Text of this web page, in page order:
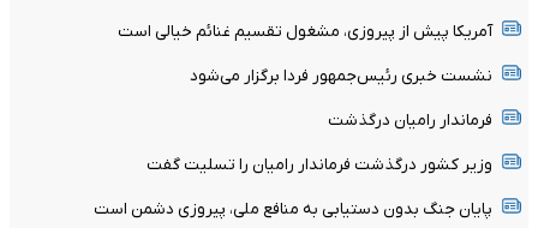
آمریکا پیش از پیروزی، مشغول تقسیم غنائم خیالی است
نشست خبری رئیس‌جمهور فردا برگزار می‌شود
فرماندار رامیان درگذشت
وزیر کشور درگذشت فرماندار رامیان را تسلیت گفت
پایان جنگ بدون دستیابی به منافع ملی، پیروزی دشمن است